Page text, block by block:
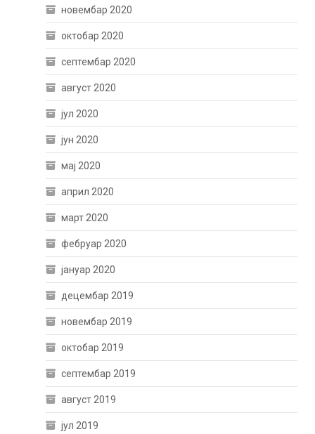
новембар 2020
октобар 2020
септембар 2020
август 2020
јул 2020
јун 2020
мај 2020
април 2020
март 2020
фебруар 2020
јануар 2020
децембар 2019
новембар 2019
октобар 2019
септембар 2019
август 2019
јул 2019